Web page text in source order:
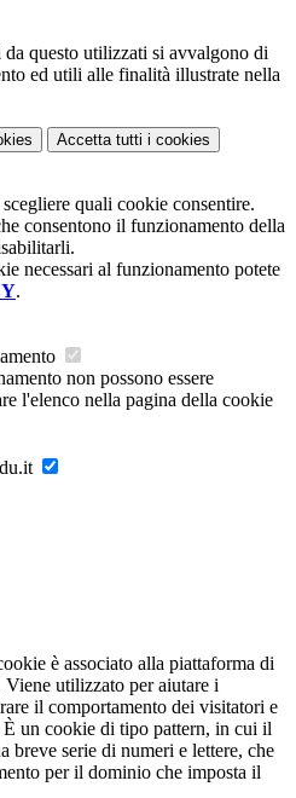
questo utilizzati si avvalgono di
ed utili alle finalità illustrate nella
Accetta tutti i cookies
quali cookie consentire.
consentono il funzionamento della
necessari al funzionamento potete
.
non possono essere
l'elenco nella pagina della cookie
è associato alla piattaforma di
utilizzato per aiutare i
il comportamento dei visitatori e
un cookie di tipo pattern, in cui il
breve serie di numeri e lettere, che
per il dominio che imposta il